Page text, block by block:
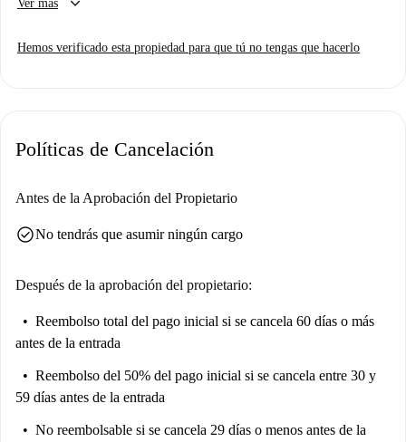
También incluye TV y servicio de limpieza. La electricidad, el agua, el
propiedad.
Frank, y relájese en la Plaza del Sol. Su ubicación combina comodidad y
lugares de interés locales.
Ver más
Hemos verificado esta propiedad para que tú no tengas que hacerlo
Políticas de Cancelación
Antes de la Aprobación del Propietario
check_circleNo tendrás que asumir ningún cargo
Después de la aprobación del propietario:
Reembolso total del pago inicial si se cancela 60 días o más
antes de la entrada
Reembolso del 50% del pago inicial si se cancela entre 30 y
59 días antes de la entrada
No reembolsable si se cancela 29 días o menos antes de la